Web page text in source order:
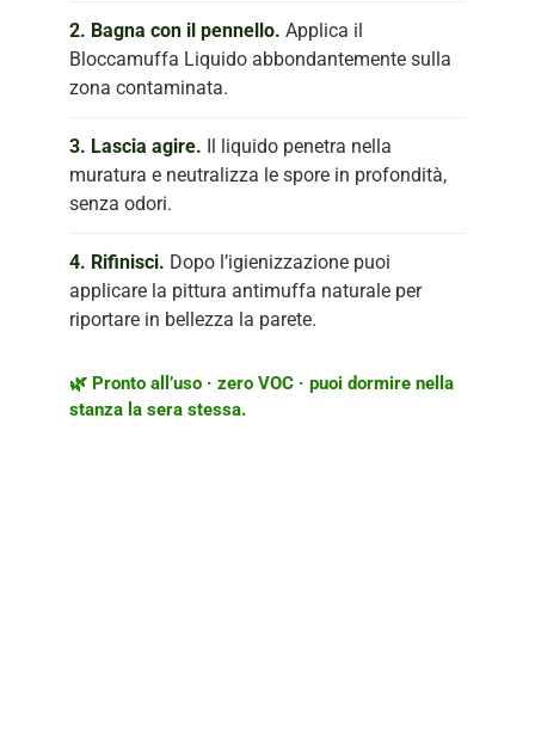
2. Bagna con il pennello. Applica il
Bloccamuffa Liquido abbondantemente sulla
zona contaminata.
3. Lascia agire. Il liquido penetra nella
muratura e neutralizza le spore in profondità,
senza odori.
4. Rifinisci. Dopo l’igienizzazione puoi
applicare la pittura antimuffa naturale per
riportare in bellezza la parete.
🌿 Pronto all’uso · zero VOC · puoi dormire nella
stanza la sera stessa.